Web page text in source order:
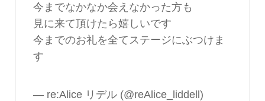
今までなかなか会えなかった方も
見に来て頂けたら嬉しいです
今までのお礼を全てステージにぶつけま
す
— re:Alice リデル (@reAlice_liddell)